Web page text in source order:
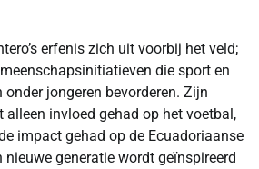
erfenis zich uit voorbij het veld;
die sport en
jongeren bevorderen. Zijn
alleen invloed gehad op het voetbal,
impact gehad op de Ecuadoriaanse
nieuwe generatie wordt geïnspireerd